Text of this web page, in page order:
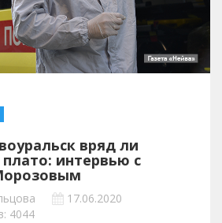
вряд ли
интервью с
17.06.2020
4044